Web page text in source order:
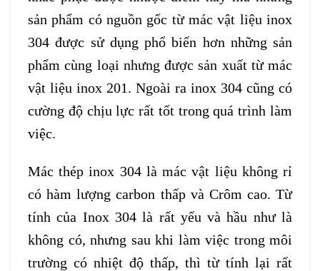
sản phẩm có nguồn gốc từ mác vật liệu inox
304 được sử dụng phổ biến hơn những sản
phẩm cùng loại nhưng được sản xuất từ mác
vật liệu inox 201. Ngoài ra inox 304 cũng có
cường độ chịu lực rất tốt trong quá trình làm
việc.
Mác thép inox 304 là mác vật liệu không rỉ
có hàm lượng carbon thấp và Crôm cao. Từ
tính của Inox 304 là rất yếu và hầu như là
không có, nhưng sau khi làm việc trong môi
trường có nhiệt độ thấp, thì từ tính lại rất